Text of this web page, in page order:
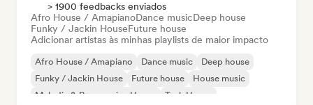
> 1900 feedbacks enviados
Afro House / AmapianoDance musicDeep house
Funky / Jackin HouseFuture house
Adicionar artistas às minhas playlists de maior impacto
Afro House / Amapiano Dance music
Deep house
Funky / Jackin House
Future house
House music
Melodic & Progressive House
Tech House